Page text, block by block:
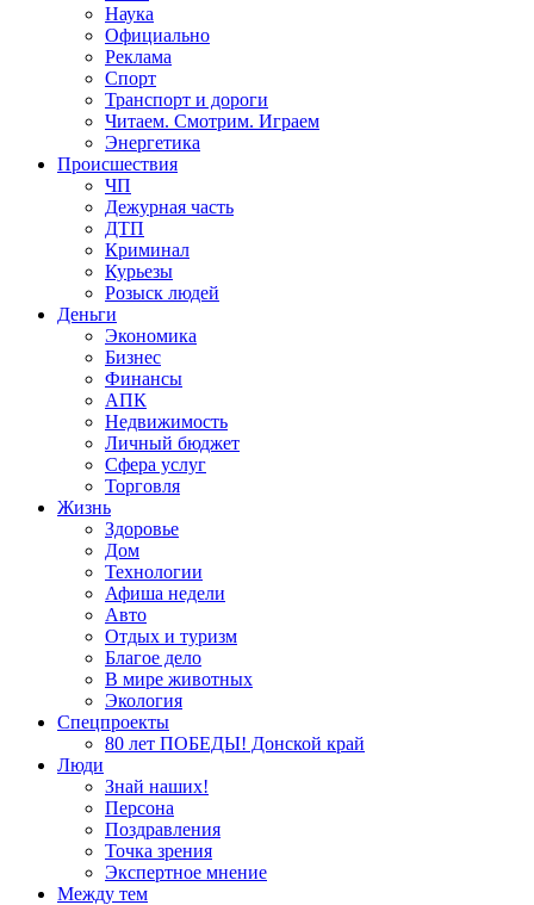
Наука
Официально
Реклама
Спорт
Транспорт и дороги
Читаем. Смотрим. Играем
Энергетика
Происшествия
ЧП
Дежурная часть
ДТП
Криминал
Курьезы
Розыск людей
Деньги
Экономика
Бизнес
Финансы
АПК
Недвижимость
Личный бюджет
Сфера услуг
Торговля
Жизнь
Здоровье
Дом
Технологии
Афиша недели
Авто
Отдых и туризм
Благое дело
В мире животных
Экология
Спецпроекты
80 лет ПОБЕДЫ! Донской край
Люди
Знай наших!
Персона
Поздравления
Точка зрения
Экспертное мнение
Между тем